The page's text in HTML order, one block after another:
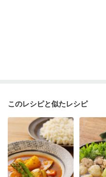
このレシピと似たレシピ